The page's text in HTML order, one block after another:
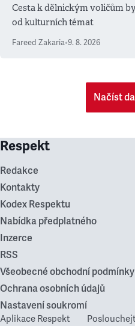
Cesta k dělnickým voličům
od kulturních témat
Fareed Zakaria•9. 8. 2026
Načíst
Respekt
Redakce
Kontakty
Kodex Respektu
Nabídka předplatného
Inzerce
RSS
Všeobecné obchodní podmínky
Ochrana osobních údajů
Nastavení soukromí
Aplikace Respekt